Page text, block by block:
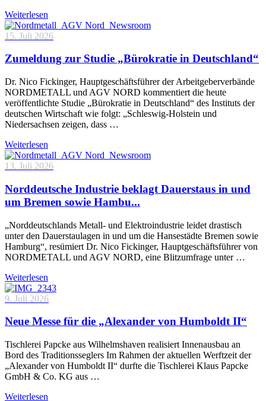
Weiterlesen
15. Juli 2026
Zumeldung zur Studie „Bürokratie in Deutschland“
Dr. Nico Fickinger, Hauptgeschäftsführer der Arbeitgeberverbände
NORDMETALL und AGV NORD kommentiert die heute
veröffentlichte Studie „Bürokratie in Deutschland“ des Instituts der
deutschen Wirtschaft wie folgt: „Schleswig-Holstein und
Niedersachsen zeigen, dass …
Weiterlesen
13. Juli 2026
Norddeutsche Industrie beklagt Dauerstaus in und
um Bremen sowie Hambu...
„Norddeutschlands Metall- und Elektroindustrie leidet drastisch
unter den Dauerstaulagen in und um die Hansestädte Bremen sowie
Hamburg“, resümiert Dr. Nico Fickinger, Hauptgeschäftsführer von
NORDMETALL und AGV NORD, eine Blitzumfrage unter …
Weiterlesen
9. Juli 2026
Neue Messe für die „Alexander von Humboldt II“
Tischlerei Papcke aus Wilhelmshaven realisiert Innenausbau an
Bord des Traditionsseglers Im Rahmen der aktuellen Werftzeit der
„Alexander von Humboldt II“ durfte die Tischlerei Klaus Papcke
GmbH & Co. KG aus …
Weiterlesen